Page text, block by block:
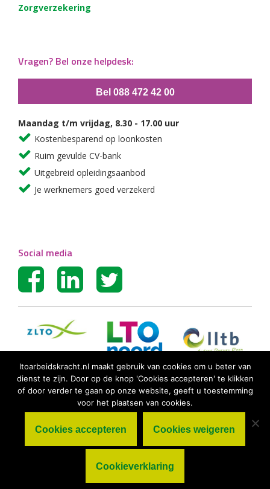
Zorgverzekering
Vragen? Bel onze helpdesk:
Bel 088 472 42 00
Maandag t/m vrijdag, 8.30 - 17.00 uur
Kostenbesparend op loonkosten
Ruim gevulde CV-bank
Uitgebreid opleidingsaanbod
Je werknemers goed verzekerd
Social media
© LTO Arbeidskracht BV |Algemene
voorwaarden|Privacy statement
Disclaimer
ltoarbeidskracht.nl maakt gebruik van cookies om u beter van
dienst te zijn. Door op de knop 'Cookies accepteren' te klikken
of door verder te gaan op onze website, geeft u toestemming
voor het plaatsen van cookies.
Cookies accepteren Cookies weigeren
Cookieverklaring